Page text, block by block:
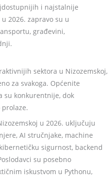
i najstalnije
2026. zapravo su u
građevini,
sektora u Nizozemskoj,
za svakoga. Općenite
su konkurentnije, dok
u 2026. uključuju
AI stručnjake, machine
sigurnost, backend
su posebno
iskustvom u Pythonu,